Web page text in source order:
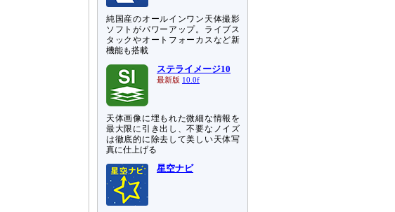
純国産のオールインワン天体撮影
ソフトがパワーアップ。ライブス
タックやオートフォーカスなど新
機能も搭載
ステライメージ10
最新版 10.0f
天体画像に埋もれた微細な情報を
最大限に引き出し、不要なノイズ
は徹底的に除去して美しい天体写
真に仕上げる
星空ナビ